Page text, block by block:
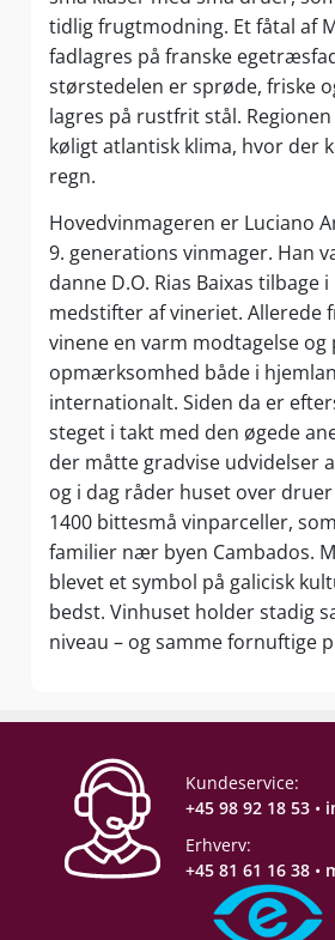
tidlig frugtmodning. Et fåtal af
fadlagres på franske
størstedelen er sprøde, friske
lagres på rustfrit stål.
køligt atlantisk klima, hvor der
regn.
Hovedvinmageren er Luciano
9. generations vinmager. Han
danne D.O. Rias Baixas tilbage
medstifter af vineriet. Allerede
vinene en varm modtagelse og
opmærksomhed både i
internationalt. Siden da er
steget i takt med den øgede
der måtte gradvise udvidelser
og i dag råder huset over
1400 bittesmå vinparceller,
familier nær byen Cambados.
blevet et symbol på galicisk
bedst. Vinhuset holder stadig
niveau – og samme fornuftige
Kundeservice:
+45 98 92 18 53 •
Erhverv:
+45 81 61 16 38 •